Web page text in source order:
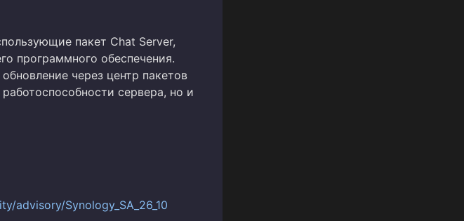
пакет Chat Server,
программного обеспечения.
через центр пакетов
сервера, но и
advisory/Synology_SA_26_10